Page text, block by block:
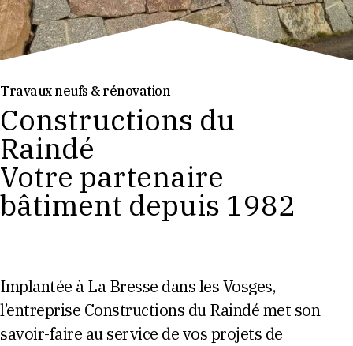
Travaux neufs & rénovation
Constructions du
Raindé
Votre partenaire
bâtiment depuis 1982
Implantée à La Bresse dans les Vosges,
l’entreprise Constructions du Raindé met son
savoir-faire au service de vos projets de